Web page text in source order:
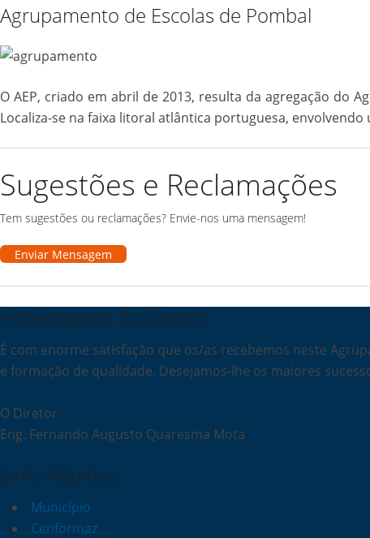
Agrupamento de Escolas de Pombal
O AEP, criado em abril de 2013, resulta da agregação do
Localiza-se na faixa litoral atlântica portuguesa, envolvendo
Sugestões e Reclamações
Tem sugestões ou reclamações? Envie-nos uma mensagem!
Enviar Mensagem
A Mensagem do Diretor
É com enorme satisfação que os/as recebemos neste
e formação de qualidade. Desejamos-lhe os maiores
O Diretor
Eng. Fernando Augusto Quaresma Mota
Links Rápidos
Município
Cenformaz